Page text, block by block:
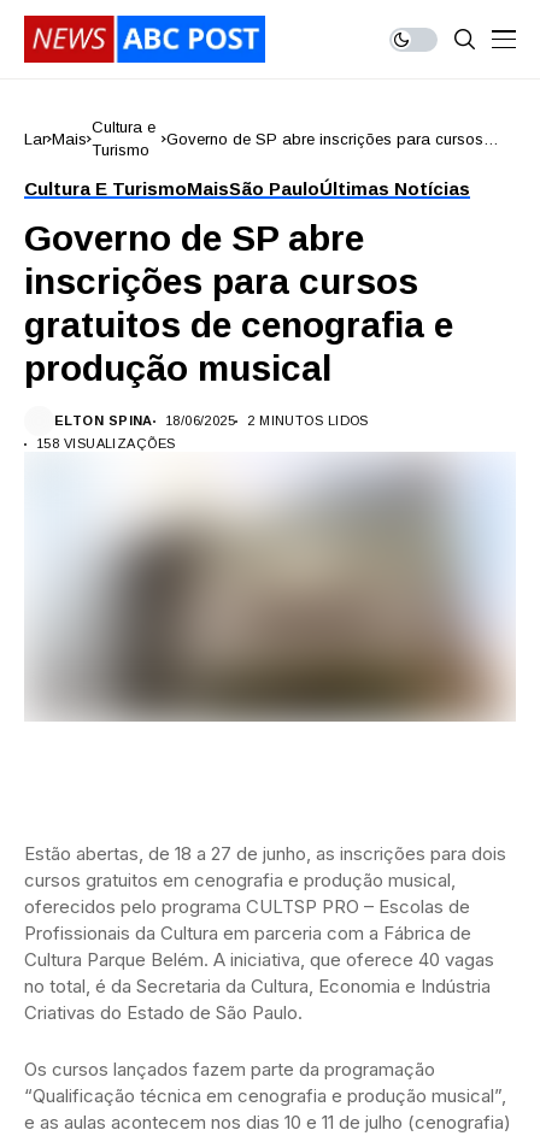
Lar Mais
Cultura e
Turismo
Governo de SP abre inscrições para cursos
Cultura E TurismoMaisSão PauloÚltimas Notícias
Governo de SP abre
inscrições para cursos
gratuitos de cenografia e
produção musical
ELTON SPINA 18/06/2025
2 MINUTOS LIDOS
158 VISUALIZAÇÕES
Estão abertas, de 18 a 27 de junho, as inscrições para dois
cursos gratuitos em cenografia e produção musical,
oferecidos pelo programa CULTSP PRO – Escolas de
Profissionais da Cultura em parceria com a Fábrica de
Cultura Parque Belém. A iniciativa, que oferece 40 vagas
no total, é da Secretaria da Cultura, Economia e Indústria
Criativas do Estado de São Paulo.
Os cursos lançados fazem parte da programação
“Qualificação técnica em cenografia e produção musical”,
e as aulas acontecem nos dias 10 e 11 de julho (cenografia)